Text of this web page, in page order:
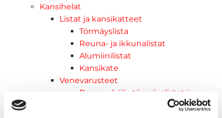
Kansihelat
Listat ja kansikatteet
Törmäyslista
Reuna- ja ikkunalistat
Alumiinilistat
Kansikate
Venevarusteet
Reuna-, köli-, törmäyslistat ja